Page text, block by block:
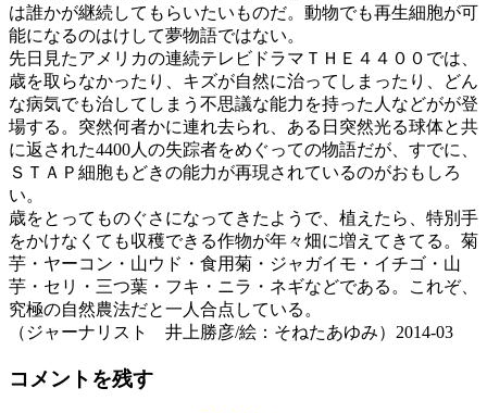
は誰かが継続してもらいたいものだ。動物でも再生細胞が可
能になるのはけして夢物語ではない。
先日見たアメリカの連続テレビドラマＴＨＥ４４００では、
歳を取らなかったり、キズが自然に治ってしまったり、どん
な病気でも治してしまう不思議な能力を持った人などがが登
場する。突然何者かに連れ去られ、ある日突然光る球体と共
に返された4400人の失踪者をめぐっての物語だが、すでに、
ＳＴＡＰ細胞もどきの能力が再現されているのがおもしろ
い。
歳をとってものぐさになってきたようで、植えたら、特別手
をかけなくても収穫できる作物が年々畑に増えてきてる。菊
芋・ヤーコン・山ウド・食用菊・ジャガイモ・イチゴ・山
芋・セリ・三つ葉・フキ・ニラ・ネギなどである。これぞ、
究極の自然農法だと一人合点している。
（ジャーナリスト 井上勝彦/絵：そねたあゆみ）2014-03
コメントを残す